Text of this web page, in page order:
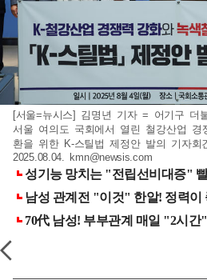
[서울=뉴시스] 김명년 기자 = 어기구 더
서울 여의도 국회에서 열린 철강산업 경
환을 위한 K-스틸법 제정안 발의 기자회
2025.08.04. kmn@newsis.com